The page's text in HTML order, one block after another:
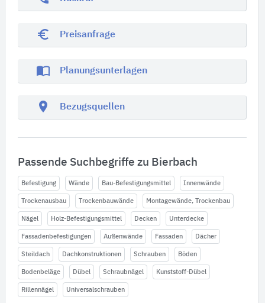
euro_symbol Preisanfrage
import_contacts Planungsunterlagen
location_on Bezugsquellen
Passende Suchbegriffe zu Bierbach
Befestigung Wände Bau-Befestigungsmittel Innenwände
Trockenausbau Trockenbauwände Montagewände, Trockenbau
Nägel Holz-Befestigungsmittel Decken Unterdecke
Fassadenbefestigungen Außenwände Fassaden Dächer
Steildach Dachkonstruktionen Schrauben Böden
Bodenbeläge Dübel Schraubnägel Kunststoff-Dübel
Rillennägel Universalschrauben